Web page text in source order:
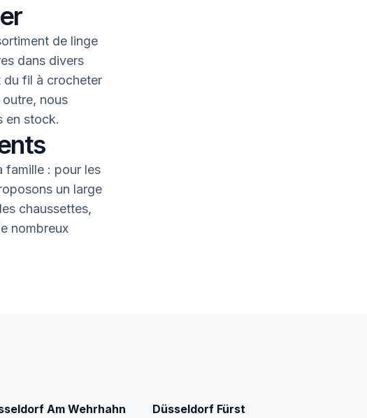
de linge
dans divers
du fil à crocheter
nous
en stock.
famille : pour les
un large
chaussettes,
nombreux
Am Wehrhahn
Düsseldorf Fürst